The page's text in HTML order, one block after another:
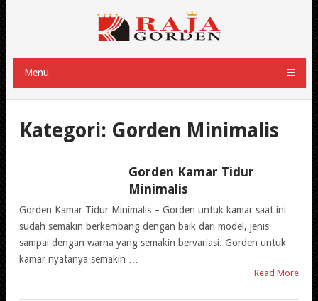
Menu
Kategori: Gorden Minimalis
Gorden Kamar Tidur
Minimalis
Gorden Kamar Tidur Minimalis – Gorden untuk kamar saat ini
sudah semakin berkembang dengan baik dari model, jenis
sampai dengan warna yang semakin bervariasi. Gorden untuk
kamar nyatanya semakin …
Read More